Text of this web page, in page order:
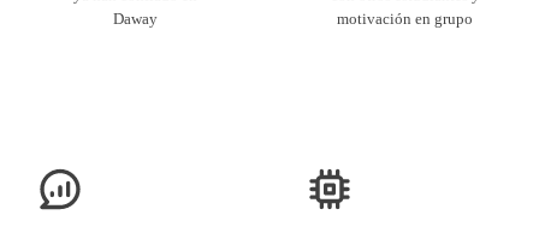
Daway
motivación en grupo